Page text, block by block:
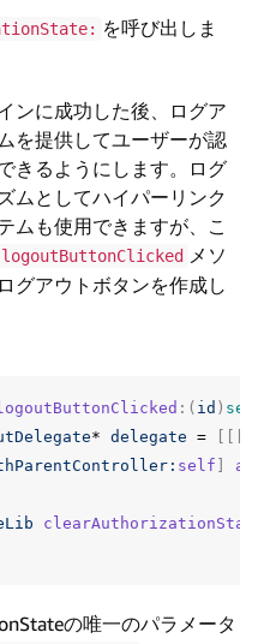
を呼び出しま
ンに成功した後、ログア
を提供してユーザーが認
きるようにします。ログ
ムとしてハイパーリンク
ムも使用できますが、こ
logoutButtonClicked メソ
グアウトボタンを作成し
logoutButtonClicked :( id )
* delegate =
self
の唯一のパラメータ